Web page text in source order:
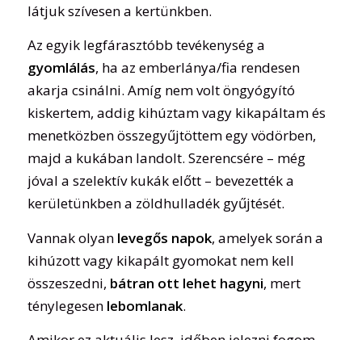
látjuk szívesen a kertünkben.
Az egyik legfárasztóbb tevékenység a
gyomlálás, ha az emberlánya/fia rendesen
akarja csinálni. Amíg nem volt öngyógyító
kiskertem, addig kihúztam vagy kikapáltam és
menetközben összegyűjtöttem egy vödörben,
majd a kukában landolt. Szerencsére – még
jóval a szelektív kukák előtt – bevezették a
kerületünkben a zöldhulladék gyűjtését.
Vannak olyan levegős napok, amelyek során a
kihúzott vagy kikapált gyomokat nem kell
összeszedni, bátran ott lehet hagyni, mert
ténylegesen lebomlanak.